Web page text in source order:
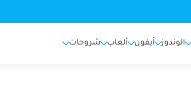
الوندوز اَيفون ألعاب شروحات